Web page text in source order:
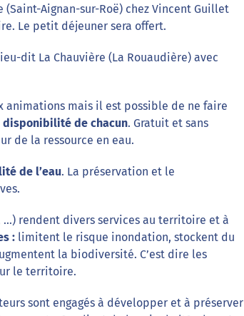
Aignan-sur-Roë) chez Vincent Guillet
Le petit déjeuner sera offert.
dit La Chauvière (La Rouaudière) avec
animations mais il est possible de ne faire
disponibilité de chacun. Gratuit et sans
de la ressource en eau.
de l’eau. La préservation et le
…) rendent divers services au territoire et à
: limitent le risque inondation, stockent du
la biodiversité. C’est dire les
le territoire.
sont engagés à développer et à préserver